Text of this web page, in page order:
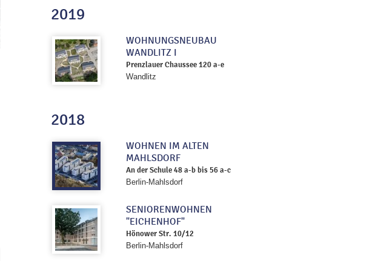
2019
WOHNUNGSNEUBAU
WANDLITZ I
Prenzlauer Chaussee 120 a-e
Wandlitz
2018
WOHNEN IM ALTEN
MAHLSDORF
An der Schule 48 a-b bis 56 a-c
Berlin-Mahlsdorf
SENIORENWOHNEN
"EICHENHOF"
Hönower Str. 10/12
Berlin-Mahlsdorf